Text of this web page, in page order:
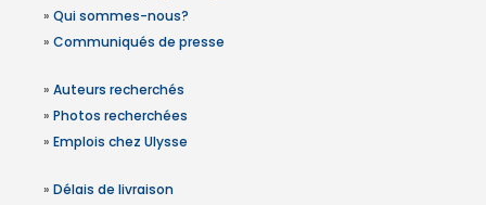
» Qui sommes-nous?
» Communiqués de presse
» Auteurs recherchés
» Photos recherchées
» Emplois chez Ulysse
» Délais de livraison